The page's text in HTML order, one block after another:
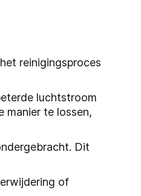
reinigingsproces
luchtstroom
manier te lossen,
Dit
of